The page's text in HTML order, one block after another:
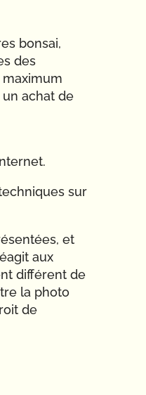
bonsai,
des
achat de
sur
et
aux
différent de
la photo
de